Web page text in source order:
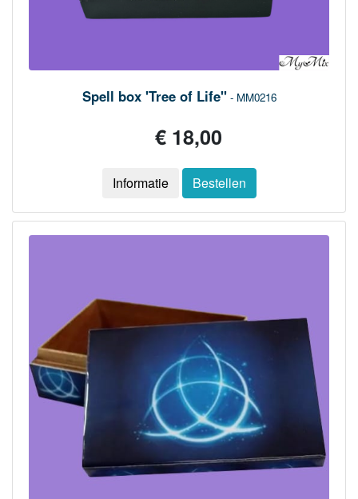
Spell box 'Tree of Life"- MM0216
€ 18,00
Informatie Bestellen